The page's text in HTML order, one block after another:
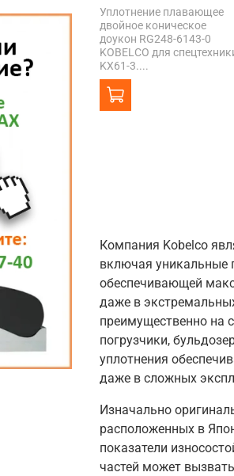
Уплотнение плавающее
двойное коническое
доукон RG248-6143-0
KOBELCO для
KX61-3....
Компания Kobelco
включая уникальные
обеспечивающей
даже в
преимущественно на
погрузчики,
уплотнения
даже в сложных
Изначально
расположенных в
показатели
частей может